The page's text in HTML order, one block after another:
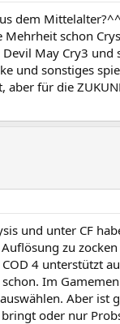
dem Mittelalter?^^
Mehrheit schon
May Cry3 und
und sonstiges
aber für die
und unter CF
zu
4 unterstützt
Im
Aber ist
oder nur